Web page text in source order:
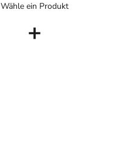
Wähle ein Produkt
+